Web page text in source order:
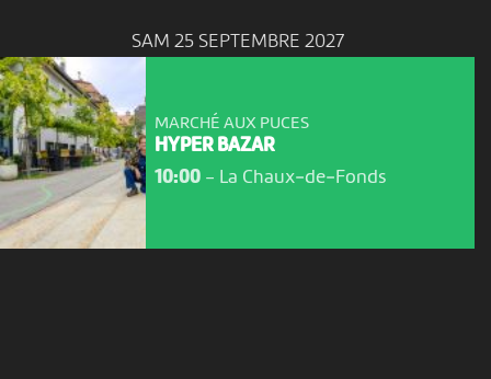
SAM 25 SEPTEMBRE 2027
MARCHÉ AUX PUCES
HYPER BAZAR
10:00- La Chaux‑de‑Fonds